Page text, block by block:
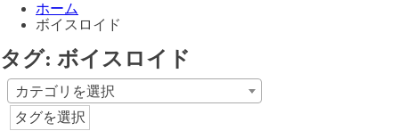
ホーム
ボイスロイド
タグ: ボイスロイド
カテゴリを選択
タグを選択